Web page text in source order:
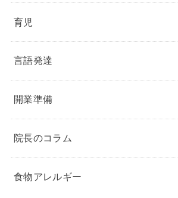
育児
言語発達
開業準備
院長のコラム
食物アレルギー